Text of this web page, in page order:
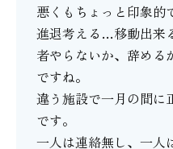
悪くもちょっと印象的
進退考える…移動出来
者やらないか、辞める
ですね。
違う施設で一月の間に
です。
一人は連絡無し、一人